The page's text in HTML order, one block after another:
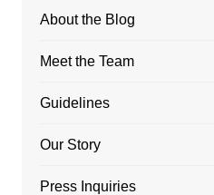
About the Blog
Meet the Team
Guidelines
Our Story
Press Inquiries